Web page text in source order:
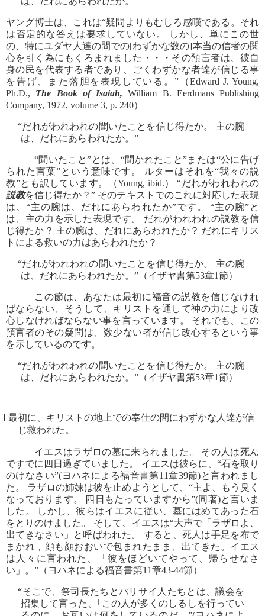
ヤング博士は、これは“疑問よりもむしろ感嘆である。それ
は否定的な答えは要求していない。 しかし、単にこの世
の、特にユダヤ人達の間での[わずかな数の]本当の信者の関
心を引く為にもくろまれました・・・その預言者は、彼自
身の民を代表する者であり、ごくわずかな者達が信じる事
を告げ、また落胆を表現している。”（Edward J. Young,
Ph.D., The Book of Isaiah, William B. Eerdmans Publishing
Company, 1972, volume 3, p. 240）
“だれがわれわれの聞いたことを信じ得たか。 主の腕
は、だれにあらわれたか。”
“聞いたこと”とは、“聞かれたこと”または“公に告げ
られた言葉”という意味です。 ルターはそれを“我々の説
教”とも訳しています。（Young, ibid.） “だれがわれわれの
説教を信じ得たか？” そのテキストでのこれに対応した表現
は、“主の腕は、だれにあらわれたか”です。 “主の腕”と
は、主の力を示した表現です。 だれがわれわれの説教を信
じ得たか？ 主の腕は、だれにあらわれたか？ だれにキリス
トによる救いの力はあらわれたか？
“だれがわれわれの聞いたことを信じ得たか。 主の腕
は、だれにあらわれたか。”（イザヤ書第53章1節）
この節は、あなたは最初に福音の説教を信じなけれ
ばならない、そうして、キリストを通して神の力により改
心しなければならない事を言っています。 それでも、この
預言者のその疑問は、数少ない者が信じ改心するという事
を示しているのです。
“だれがわれわれの聞いたことを信じ得たか。 主の腕
は、だれにあらわれたか。”（イザヤ書第53章1節）
Ⅰ 最初に、キリストの地上での奉仕の間にわずかな人達が信
じ救われた。
イエスはラザロの墓に来られました。 その人は死ん
ですでに四日過ぎていました。 イエスは彼らに、“石を取り
のけなさい”(ヨハネによる福音書第11章39節)と言われまし
た。 ラザロの姉妹は彼を止めようとして、“主よ、もう臭く
なっております。 四日もたっていますから”(同著)と言いま
した。 しかし、彼らはイエスに従い、墓にはめてあった石
をとりのけました。 そして、イエスは“大声で「ラザロよ、
出てきなさい」と呼ばわれた。 すると、死人は手足を布で
まかれ，顔も顔おおいで包まれたまま、出てきた。イエス
は人々に言われた、「彼をほどいてやって、帰らせなさ
い」。”（ヨハネによる福音書第11章43-44節）
“そこで、祭司長たちとパリサイ人たちとは、議会を
招集して言った、｢この人が多くのしるしを行ってい